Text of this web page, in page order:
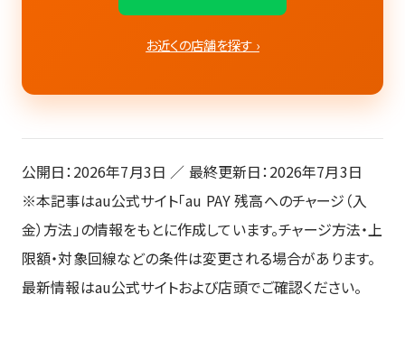
お近くの店舗を探す ›
公開日：2026年7月3日 ／ 最終更新日：2026年7月3日
※本記事はau公式サイト「au PAY 残高へのチャージ（入
金）方法」の情報をもとに作成しています。チャージ方法・上
限額・対象回線などの条件は変更される場合があります。
最新情報はau公式サイトおよび店頭でご確認ください。